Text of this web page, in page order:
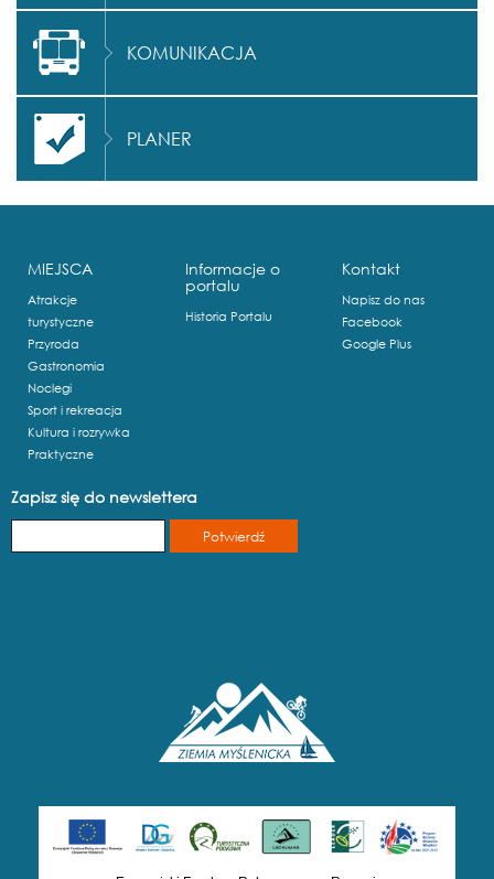
KOMUNIKACJA
PLANER
MIEJSCA
Atrakcje
turystyczne
Przyroda
Gastronomia
Noclegi
Sport i rekreacja
Kultura i rozrywka
Praktyczne
Informacje o
portalu
Historia Portalu
Kontakt
Napisz do nas
Facebook
Google Plus
Zapisz się do newslettera